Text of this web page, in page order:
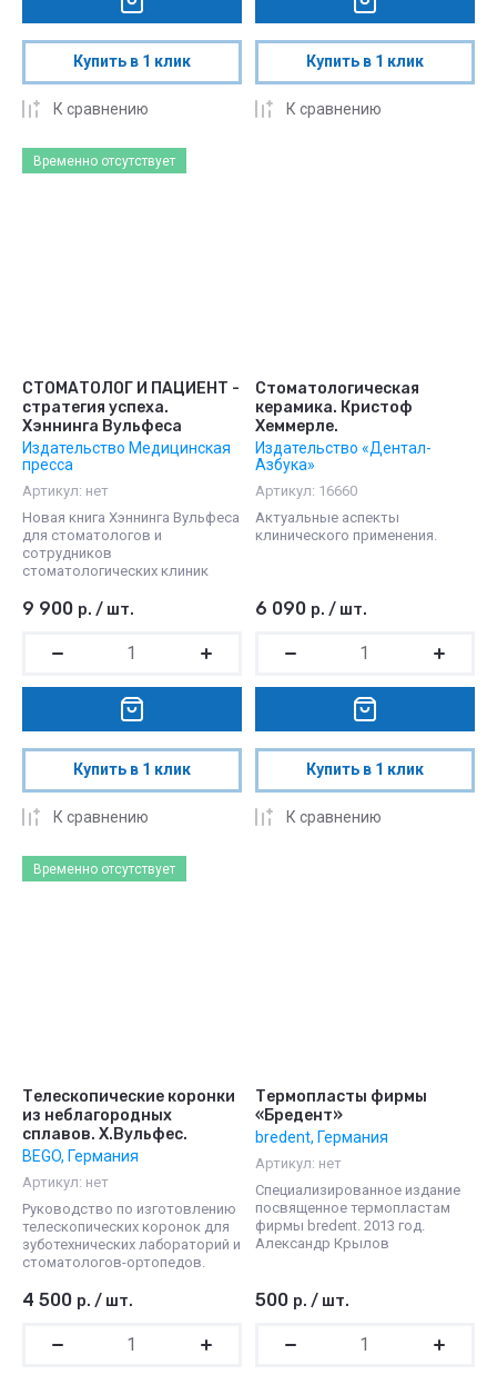
Купить в 1 клик
К сравнению
Купить в 1 клик
К сравнению
Временно отсутствует
СТОМАТОЛОГ И ПАЦИЕНТ -
стратегия успеха.
Хэннинга Вульфеса
Издательство Медицинская
пресса
Артикул: нет
Новая книга Хэннинга Вульфеса
для стоматологов и
сотрудников
стоматологических клиник
9 900 р. / шт.
Купить в 1 клик
К сравнению
Стоматологическая
керамика. Кристоф
Хеммерле.
Издательство «Дентал-
Азбука»
Артикул: 16660
Актуальные аспекты
клинического применения.
6 090 р. / шт.
Купить в 1 клик
К сравнению
Временно отсутствует
Телескопические коронки
из неблагородных
сплавов. Х.Вульфес.
BEGO, Германия
Артикул: нет
Руководство по изготовлению
телескопических коронок для
зуботехнических лабораторий и
стоматологов-ортопедов.
4 500 р. / шт.
Термопласты фирмы
«Бредент»
bredent, Германия
Артикул: нет
Специализированное издание
посвященное термопластам
фирмы bredent. 2013 год.
Александр Крылов
500 р. / шт.